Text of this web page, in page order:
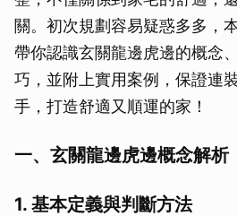
關。初次規劃容易疑惑多多，
帶你認識玄關龍邊虎邊的概念
巧，並附上實用案例，保證連
手，打造舒適又順運的家！
一、玄關龍邊虎邊概念解析
1. 基本定義與判斷方法